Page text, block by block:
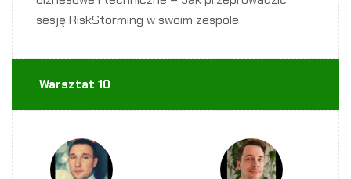
sesję RiskStorming w swoim zespole
Warsztat 10